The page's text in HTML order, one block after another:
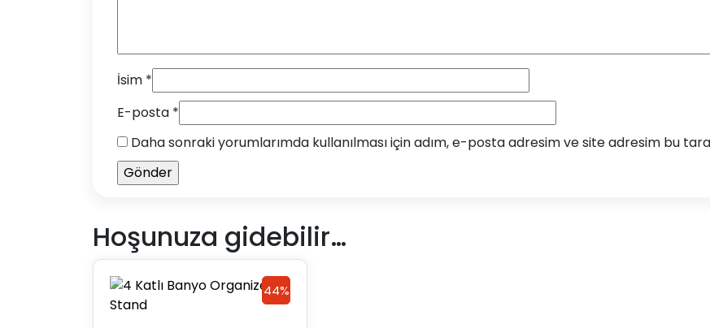
İsim *
E-posta *
Daha sonraki yorumlarımda kullanılması için adım, e-posta adresim ve site adresim bu
Hoşunuza gidebilir…
44%
44%